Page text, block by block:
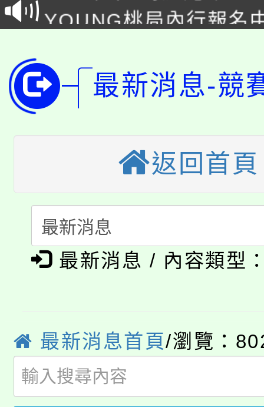
徵才活動。
YOUNG桃局內行報名
開!
115年桃園市運動會8/
田徑場及游泳池舉行。
桃園市低收入戶享有免
視費優惠，中低收入戶
半價優惠，詳情可洽有
者。
大園自造教育及科技中
份教師增能研習
大溪自造教育及科技
份教師研習
淨零綠生活教案入校路
會
115年食農教育專業人
程
「本色祭」8/29、30在
8/21下午1時於龍潭區
局官網。
8月14至27日，桃園電
開!
115年桃園市運動會8/
田徑場及游泳池舉行。
桃園市低收入戶享有免
最新消息-競
返回首頁
最新消息 / 內容類型
最新消息首頁/瀏覽：